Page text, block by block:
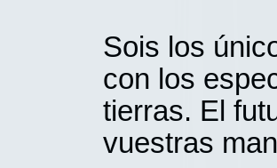
Sois los
con los
tierras. El
vuestras